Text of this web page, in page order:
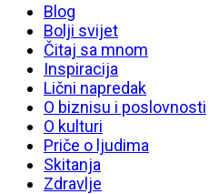
Blog
Bolji svijet
Čitaj sa mnom
Inspiracija
Lični napredak
O biznisu i poslovnosti
O kulturi
Priče o ljudima
Skitanja
Zdravlje